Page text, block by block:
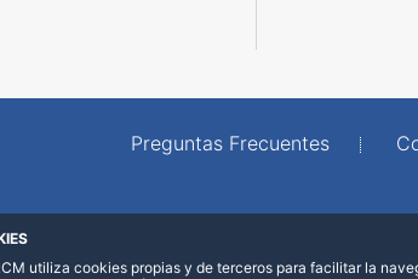
Preguntas Frecuentes
utiliza cookies propias y de terceros para facilitar la